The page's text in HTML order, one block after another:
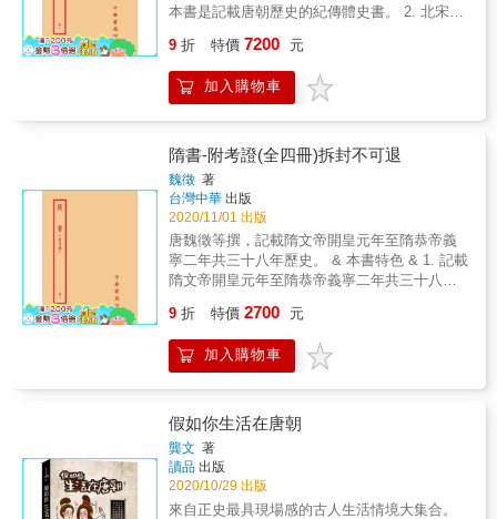
衣住行育樂，讓讀者從中發現平日未曾注意的
唐人生活細節。 2. 打破傳統唐代史著作的窠
臼，透過生活化的敘事、接地氣的視角，一同
人生活方式。 3. 宛如唐朝生活百科，開啟斑斕
絢麗的日常考察。
本書是記載唐朝歷史的紀傳體史書。 2. 北宋文
呂夏卿等合撰。 3. 版本：上海中華書局據武英
殿本校刊 &
9 折 特價 7200 元
加入購物車
隋書-附考證(全四冊)拆封不可退
魏徵 著
台灣中華 出版
2020/11/01 出版
唐魏徵等撰，記載隋文帝開皇元年至隋恭帝義
寧二年共三十八年歷史。 & 本書特色 & 1. 記載
隋文帝開皇元年至隋恭帝義寧二年共三十八年
本：中華書局據武英殿本校刊 &
9 折 特價 2700 元
加入購物車
假如你生活在唐朝
龔文 著
讀品 出版
2020/10/29 出版
來自正史最具現場感的古人生活情境大集合。